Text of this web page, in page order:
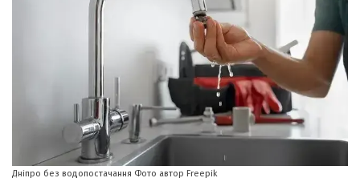
Дніпро без водопостачання Фото автор Freepik